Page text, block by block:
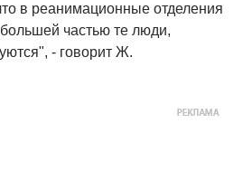
в реанимационные отделения
частью те люди,
- говорит Ж.